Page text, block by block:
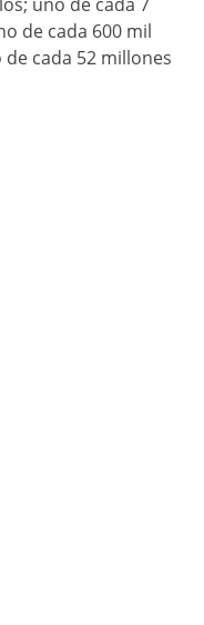
de cada 600 mil
cada 52 millones